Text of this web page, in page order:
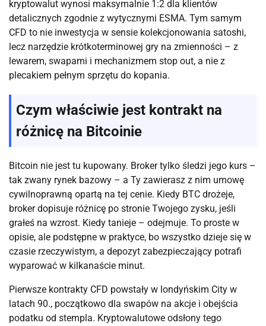
kryptowalut wynosi maksymalnie 1:2 dla klientów
detalicznych zgodnie z wytycznymi ESMA. Tym samym
CFD to nie inwestycja w sensie kolekcjonowania satoshi,
lecz narzędzie krótkoterminowej gry na zmienności – z
lewarem, swapami i mechanizmem stop out, a nie z
plecakiem pełnym sprzętu do kopania.
Czym właściwie jest kontrakt na
różnicę na Bitcoinie
Bitcoin nie jest tu kupowany. Broker tylko śledzi jego kurs –
tak zwany rynek bazowy – a Ty zawierasz z nim umowę
cywilnoprawną opartą na tej cenie. Kiedy BTC drożeje,
broker dopisuje różnicę po stronie Twojego zysku, jeśli
grałeś na wzrost. Kiedy tanieje – odejmuje. To proste w
opisie, ale podstępne w praktyce, bo wszystko dzieje się w
czasie rzeczywistym, a depozyt zabezpieczający potrafi
wyparować w kilkanaście minut.
Pierwsze kontrakty CFD powstały w londyńskim City w
latach 90., początkowo dla swapów na akcje i obejścia
podatku od stempla. Kryptowalutowe odsłony tego